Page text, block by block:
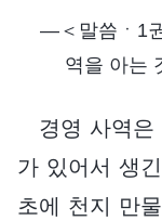
―＜말씀ㆍ1
역을 아는
경영 사역
가 있어서 생
초에 천지 만